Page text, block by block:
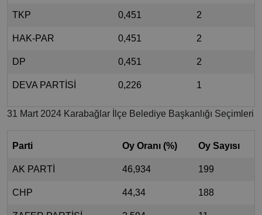
TKP 0,451 2
HAK-PAR 0,451 2
DP 0,451 2
DEVA PARTİSİ 0,226 1
31 Mart 2024 Karabağlar İlçe Belediye Başkanlığı Seçimleri
Parti Oy Oranı (%) Oy Sayısı
AK PARTİ 46,934 199
CHP 44,34 188